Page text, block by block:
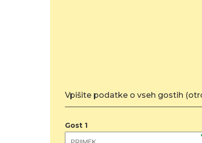
Vpišite podatke o vseh gostih
Gost 1